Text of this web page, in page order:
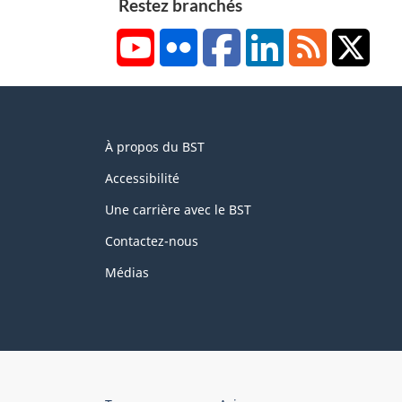
Restez branchés
YouTubeFlickr FacebookLinkedInRSS
this
site
À propos du BST
Accessibilité
Une carrière avec le BST
Contactez-nous
Médias
About
Brand